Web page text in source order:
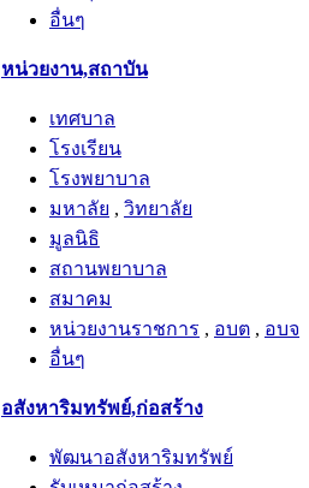
อื่นๆ
หน่วยงาน,สถาบัน
เทศบาล
โรงเรียน
โรงพยาบาล
มหาลัย
วิทยาลัย
มูลนิธิ
สถานพยาบาล
สมาคม
หน่วยงานราชการ
อบต
อบจ
อื่นๆ
อสังหาริมทรัพย์,ก่อสร้าง
พัฒนาอสังหาริมทรัพย์